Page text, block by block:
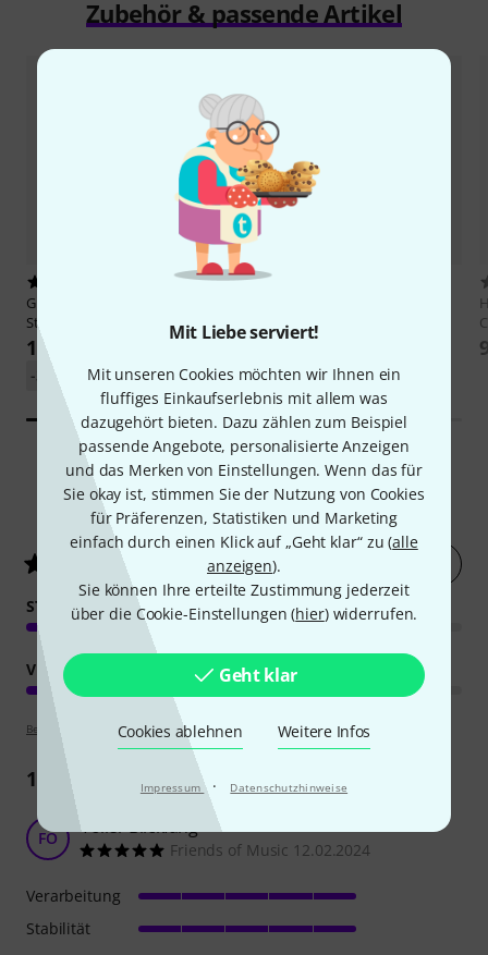
Mit Liebe serviert!
Mit unseren Cookies möchten wir Ihnen ein
fluffiges Einkaufserlebnis mit allem was
dazugehört bieten. Dazu zählen zum Beispiel
passende Angebote, personalisierte Anzeigen
und das Merken von Einstellungen. Wenn das für
Sie okay ist, stimmen Sie der Nutzung von Cookies
für Präferenzen, Statistiken und Marketing
einfach durch einen Klick auf „Geht klar“ zu (alle
anzeigen).
Sie können Ihre erteilte Zustimmung jederzeit
über die Cookie-Einstellungen (hier) widerrufen.
Geht klar
Cookies ablehnen Weitere Infos
Impressum · Datenschutzhinweise
Zubehör & passende Artikel
Gravity
Stand
132 €
UVP: 196,56 €
-33%
5,90 €
12Kundenbewertungen
/ 5
STABILITÄT
VERARBEITUNG
Bewertungsrichtlinien
10 Rezensionen
FO Toller Blickfang
Friends of Music 12.02.2024
Verarbeitung
Stabilität